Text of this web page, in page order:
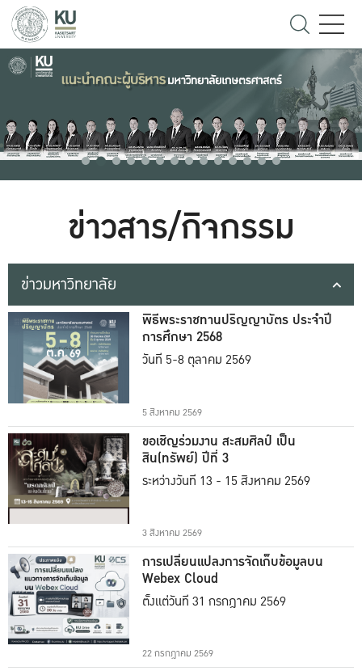
ข่าวสาร/กิจกรรม
ข่าวมหาวิทยาลัย
พิธีพระราชทานปริญญาบัตร ประจำปี
การศึกษา 2568
วันที่ 5-8 ตุลาคม 2569
5 สิงหาคม 2569
ขอเชิญร่วมงาน สะสมศิลป์ เป็น
สิน(ทรัพย์) ปีที่ 3
ระหว่างวันที่ 13 - 15 สิงหาคม 2569
3 สิงหาคม 2569
การเปลี่ยนแปลงการจัดเก็บข้อมูลบน
Webex Cloud
ตั้งแต่วันที่ 31 กรกฎาคม 2569
22 กรกฎาคม 2569